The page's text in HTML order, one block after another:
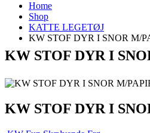
Home
Shop
KATTE LEGETØJ
KW STOF DYR I SNOR M/
KW STOF DYR I
KW STOF DYR I